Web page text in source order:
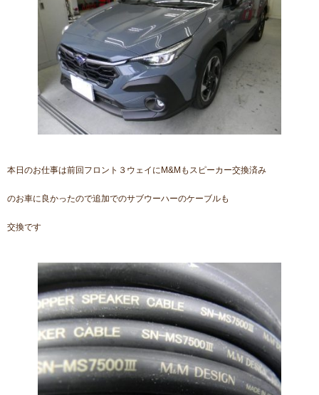
本日のお仕事は前回フロント３ウェイにM&Mもスピーカー交換済み
のお車に良かったので追加でのサブウーハーのケーブルも
交換です